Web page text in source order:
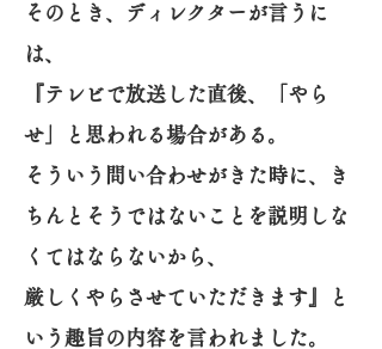
そのとき、ディレクターが言うに
は、
『テレビで放送した直後、「やら
せ」と思われる場合がある。
そういう問い合わせがきた時に、き
ちんとそうではないことを説明しな
くてはならないから、
厳しくやらさせていただきます』と
いう趣旨の内容を言われました。